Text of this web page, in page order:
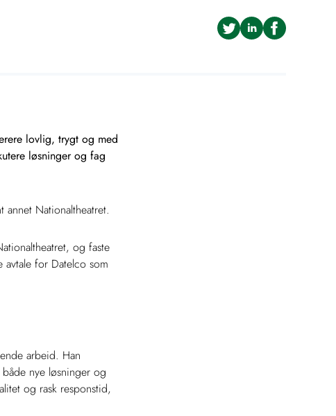
lovlig, trygt og med
løsninger og fag
annet Nationaltheatret.
og faste
for Datelco som
arbeid. Han
nye løsninger og
og rask responstid,